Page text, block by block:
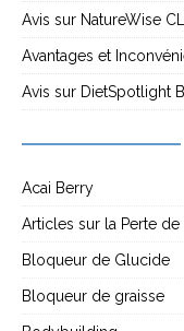
Avis sur NatureWise
Avantages et
Avis sur DietSpotlight
Acai Berry
Articles sur la Perte de
Bloqueur de Glucide
Bloqueur de graisse